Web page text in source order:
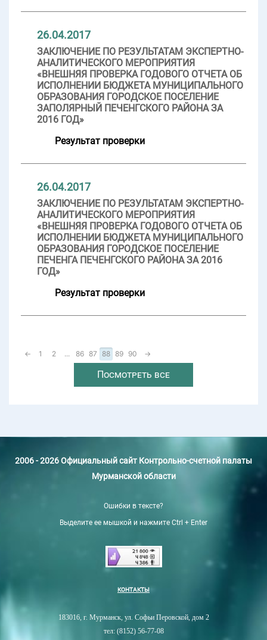
26.04.2017
ЗАКЛЮЧЕНИЕ ПО РЕЗУЛЬТАТАМ ЭКСПЕРТНО-
АНАЛИТИЧЕСКОГО МЕРОПРИЯТИЯ
«ВНЕШНЯЯ ПРОВЕРКА ГОДОВОГО ОТЧЕТА ОБ
ИСПОЛНЕНИИ БЮДЖЕТА МУНИЦИПАЛЬНОГО
ОБРАЗОВАНИЯ ГОРОДСКОЕ ПОСЕЛЕНИЕ
ЗАПОЛЯРНЫЙ ПЕЧЕНГСКОГО РАЙОНА ЗА
2016 ГОД»
Результат проверки
26.04.2017
ЗАКЛЮЧЕНИЕ ПО РЕЗУЛЬТАТАМ ЭКСПЕРТНО-
АНАЛИТИЧЕСКОГО МЕРОПРИЯТИЯ
«ВНЕШНЯЯ ПРОВЕРКА ГОДОВОГО ОТЧЕТА ОБ
ИСПОЛНЕНИИ БЮДЖЕТА МУНИЦИПАЛЬНОГО
ОБРАЗОВАНИЯ ГОРОДСКОЕ ПОСЕЛЕНИЕ
ПЕЧЕНГА ПЕЧЕНГСКОГО РАЙОНА ЗА 2016
ГОД»
Результат проверки
← 1 2 ... 86 87 88 89 90 →
Посмотреть все
2006 - 2026 Официальный сайт Контрольно-счетной палаты
Мурманской области
Ошибки в тексте?
Выделите ее мышкой и нажмите Ctrl + Enter
КОНТАКТЫ
183016, г. Мурманск, ул. Софьи Перовской, дом 2
тел: (8152) 56-77-08